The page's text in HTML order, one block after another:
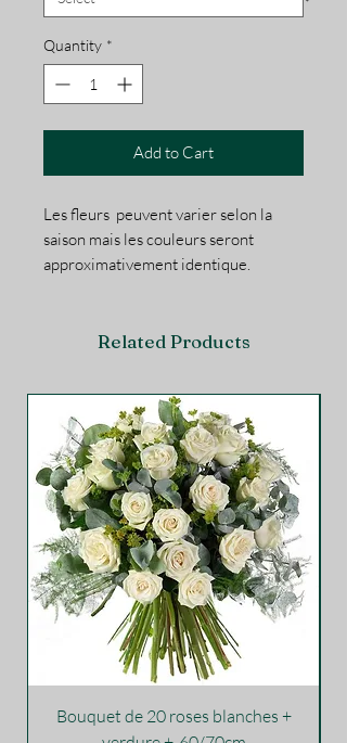
Quantity *
Add to Cart
Les fleurs peuvent varier selon la
saison mais les couleurs seront
approximativement identique.
Related Products
Bouquet de 20 roses blanches +